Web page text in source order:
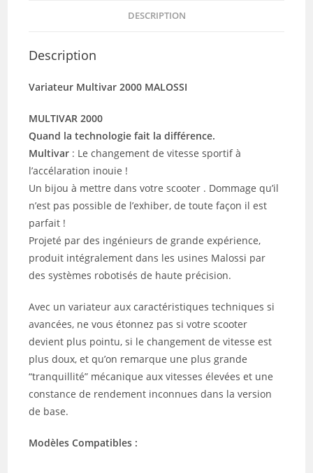
DESCRIPTION
Description
Variateur Multivar 2000 MALOSSI
MULTIVAR 2000
Quand la technologie fait la différence.
Multivar : Le changement de vitesse sportif à
l’accélaration inouie !
Un bijou à mettre dans votre scooter . Dommage qu’il
n’est pas possible de l’exhiber, de toute façon il est
parfait !
Projeté par des ingénieurs de grande expérience,
produit intégralement dans les usines Malossi par
des systèmes robotisés de haute précision.
Avec un variateur aux caractéristiques techniques si
avancées, ne vous étonnez pas si votre scooter
devient plus pointu, si le changement de vitesse est
plus doux, et qu’on remarque une plus grande
“tranquillité” mécanique aux vitesses élevées et une
constance de rendement inconnues dans la version
de base.
Modèles Compatibles :